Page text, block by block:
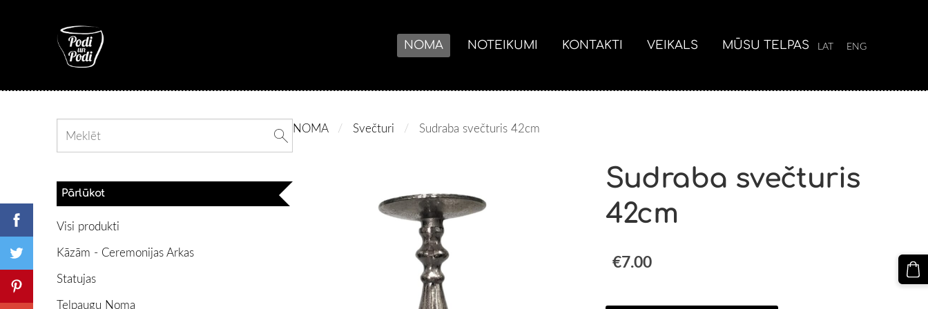
NOMA NOTEIKUMI KONTAKTI VEIKALS MŪSU TELPAS LAT ENG
Pārlūkot
Visi produkti
Kāzām - Ceremonijas Arkas
Statujas
Telpaugu Noma
NOMA Svečturi Sudraba svečturis 42cm
Sudraba svečturis
42cm
€7.00